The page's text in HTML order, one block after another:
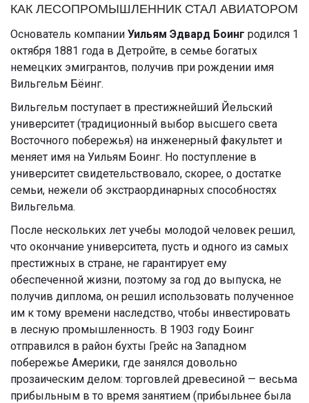
КАК ЛЕСОПРОМЫШЛЕННИК СТАЛ АВИАТОРОМ
Основатель компании Уильям Эдвард Боинг родился 1
октября 1881 года в Детройте, в семье богатых
немецких эмигрантов, получив при рождении имя
Вильгельм Бёинг.
Вильгельм поступает в престижнейший Йельский
университет (традиционный выбор высшего света
Восточного побережья) на инженерный факультет и
меняет имя на Уильям Боинг. Но поступление в
университет свидетельствовало, скорее, о достатке
семьи, нежели об экстраординарных способностях
Вильгельма.
После нескольких лет учебы молодой человек решил,
что окончание университета, пусть и одного из самых
престижных в стране, не гарантирует ему
обеспеченной жизни, поэтому за год до выпуска, не
получив диплома, он решил использовать полученное
им к тому времени наследство, чтобы инвестировать
в лесную промышленность. В 1903 году Боинг
отправился в район бухты Грейс на Западном
побережье Америки, где занялся довольно
прозаическим делом: торговлей древесиной — весьма
прибыльным в то время занятием (прибыльнее была